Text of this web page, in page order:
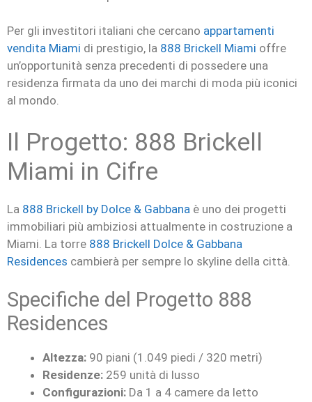
Per gli investitori italiani che cercano appartamenti
vendita Miami di prestigio, la 888 Brickell Miami offre
un’opportunità senza precedenti di possedere una
residenza firmata da uno dei marchi di moda più iconici
al mondo.
Il Progetto: 888 Brickell
Miami in Cifre
La 888 Brickell by Dolce & Gabbana è uno dei progetti
immobiliari più ambiziosi attualmente in costruzione a
Miami. La torre 888 Brickell Dolce & Gabbana
Residences cambierà per sempre lo skyline della città.
Specifiche del Progetto 888
Residences
Altezza: 90 piani (1.049 piedi / 320 metri)
Residenze: 259 unità di lusso
Configurazioni: Da 1 a 4 camere da letto